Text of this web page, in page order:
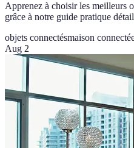
Apprenez à choisir les meilleurs
grâce à notre guide pratique
objets connectésmaison
Aug 2